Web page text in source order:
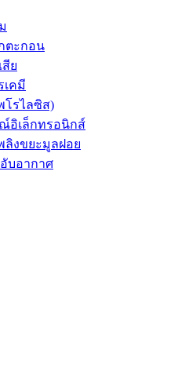
ตะกอน
สีย
เคมี
โรไลซิส)
อิเล็กทรอนิกส์
ลิงขยะมูลฝอย
บอากาศ